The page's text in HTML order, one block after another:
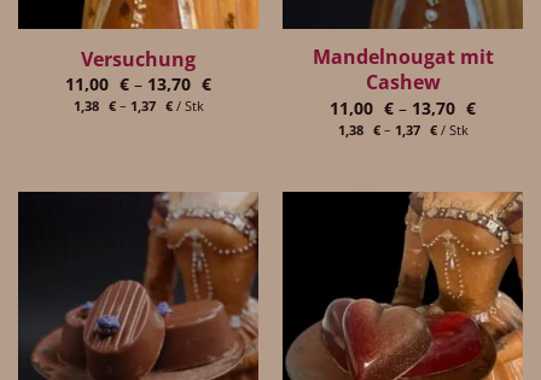
Versuchung
11,00 € – 13,70 €
1,38 €– 1,37 €/ Stk
Mandelnougat mit
Cashew
11,00 € – 13,70 €
1,38 €– 1,37 €/ Stk